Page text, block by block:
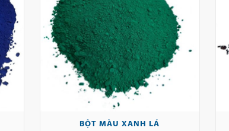
BỘT MÀU XANH LÁ